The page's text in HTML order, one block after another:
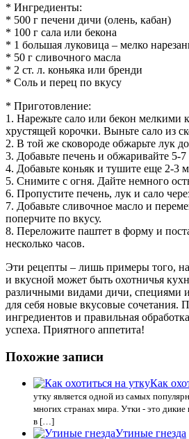
* Ингредиенты:
* 500 г печени дичи (олень, кабан)
* 100 г сала или бекона
* 1 большая луковица – мелко
* 50 г сливочного масла
* 2 ст. л. коньяка или бренди
* Соль и перец по вкусу
* Приготовление:
1. Нарежьте сало или бекон мелкими
хрустящей корочки. Выньте сало из
2. В той же сковороде обжарьте лук
3. Добавьте печень и обжаривайте 5-
4. Добавьте коньяк и тушите еще 2-3
5. Снимите с огня. Дайте немного
6. Пропустите печень, лук и сало
7. Добавьте сливочное масло и
поперчите по вкусу.
8. Переложите паштет в форму и
несколько часов.
Эти рецепты – лишь примеры того,
и вкусной может быть охотничья
различными видами дичи, специями
для себя новые вкусовые сочетания.
ингредиентов и правильная
успеха. Приятного аппетита!
Похожие записи
Как
утку является одной из самых
многих странах мира. Утки - это
в […]
Утиные гнезда